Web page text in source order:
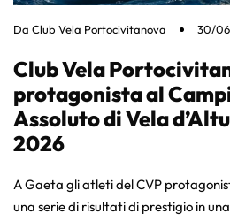
Da Club Vela Portocivitanova 30/
Club Vela
protagonista al
Assoluto di Vela
2026
A Gaeta gli atleti del CVP
una serie di risultati di prestigio in